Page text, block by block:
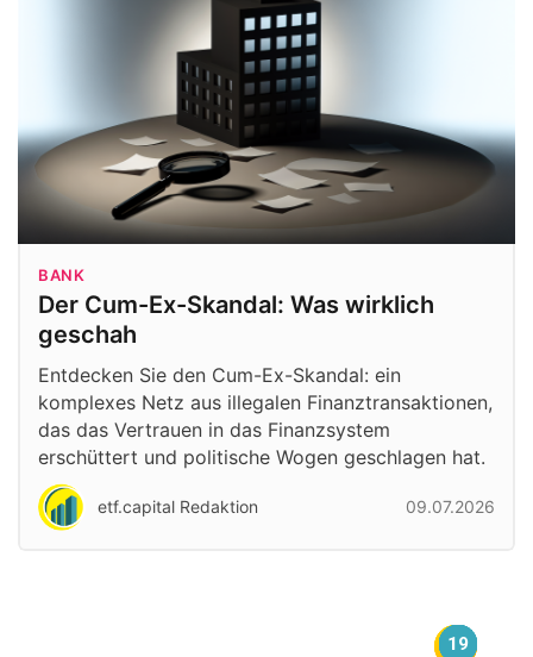
BANK
Der Cum-Ex-Skandal: Was wirklich
geschah
Entdecken Sie den Cum-Ex-Skandal: ein
komplexes Netz aus illegalen Finanztransaktionen,
das das Vertrauen in das Finanzsystem
erschüttert und politische Wogen geschlagen hat.
etf.capital Redaktion 09.07.2026